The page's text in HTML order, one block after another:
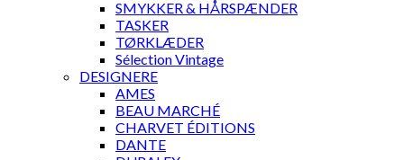
SMYKKER & HÅRSPÆNDER
TASKER
TØRKLÆDER
Sélection Vintage
DESIGNERE
AMES
BEAU MARCHÉ
CHARVET ÉDITIONS
DANTE